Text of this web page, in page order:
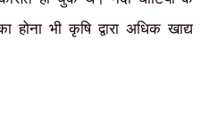
होना भी कृषि द्वारा अधिक खाद्य